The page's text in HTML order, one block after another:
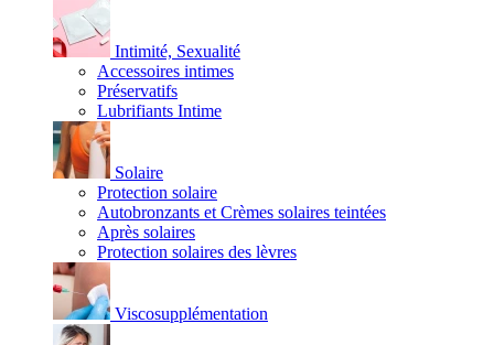
Intimité, Sexualité
Accessoires intimes
Préservatifs
Lubrifiants Intime
Solaire
Protection solaire
Autobronzants et Crèmes solaires teintées
Après solaires
Protection solaires des lèvres
Viscosupplémentation